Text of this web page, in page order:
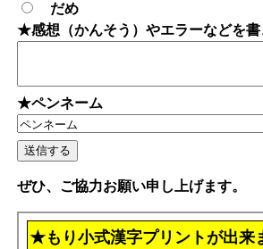
だめ
★感想（かんそう）やエラーなどを書
★ペンネーム
ぜひ、ご協力お願い申し上げます。